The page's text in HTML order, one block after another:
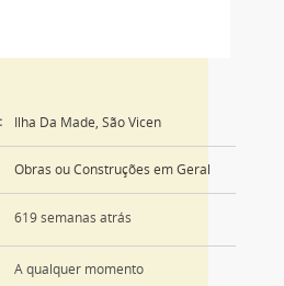
Ilha Da Made, São Vicen
Obras ou Construções em Geral
619 semanas atrás
A qualquer momento